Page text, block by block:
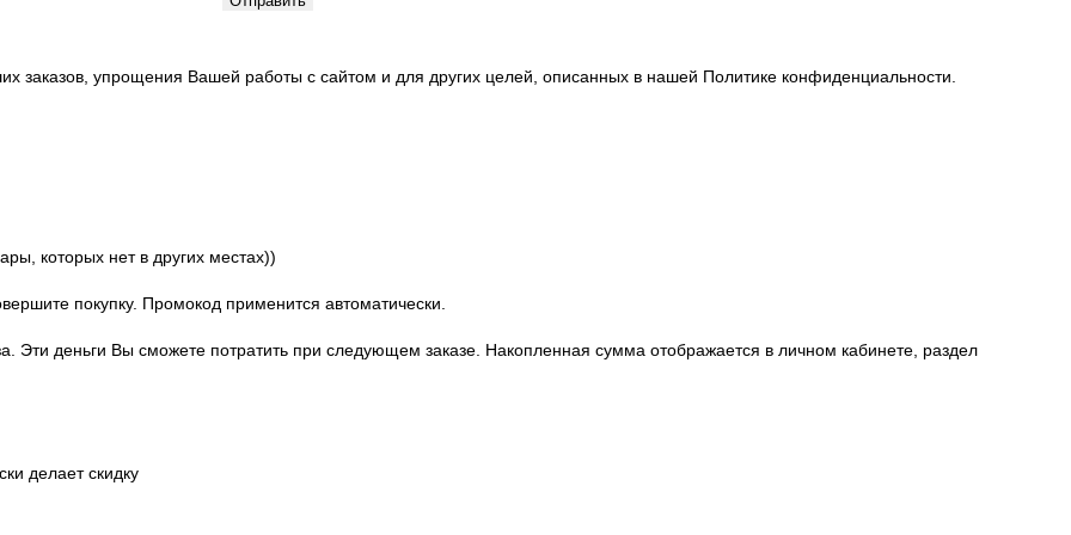
заказов, упрощения Вашей работы с сайтом и для других целей, описанных в нашей Политике конфиденциальности.
которых нет в других местах))
покупку. Промокод применится автоматически.
Эти деньги Вы сможете потратить при следующем заказе. Накопленная сумма отображается в личном кабинете, раздел
делает скидку